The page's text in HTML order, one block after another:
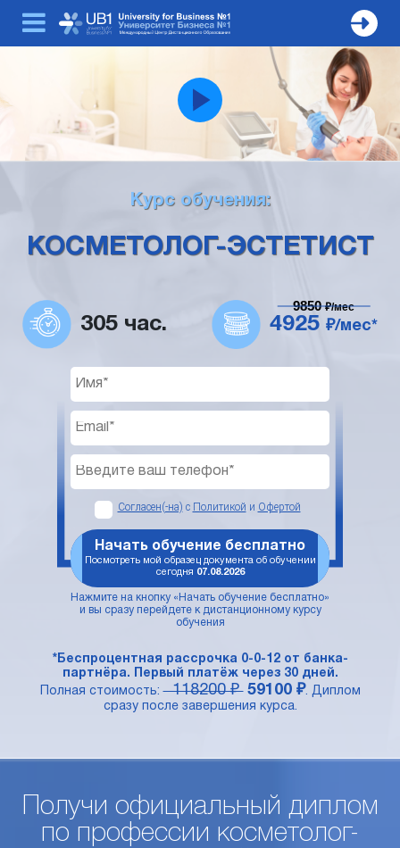
Курс обучения:
КОСМЕТОЛОГ-ЭСТЕТИСТ
305 час. 4925 ₽/мес*
9850₽/мес
Согласен(-на) с Политикой и Офертой
Начать обучение бесплатно
Посмотреть мой образец документа об обучении
сегодня 07.08.2026
Нажмите на кнопку «Начать обучение бесплатно»
и вы сразу перейдете к дистанционному курсу
обучения
*Беспроцентная рассрочка 0-0-12 от банка-
партнёра. Первый платёж через 30 дней.
Полная стоимость:118200 ₽ 59100 ₽. Диплом
сразу после завершения курса.
Получи официальный диплом
по профессии косметолог-